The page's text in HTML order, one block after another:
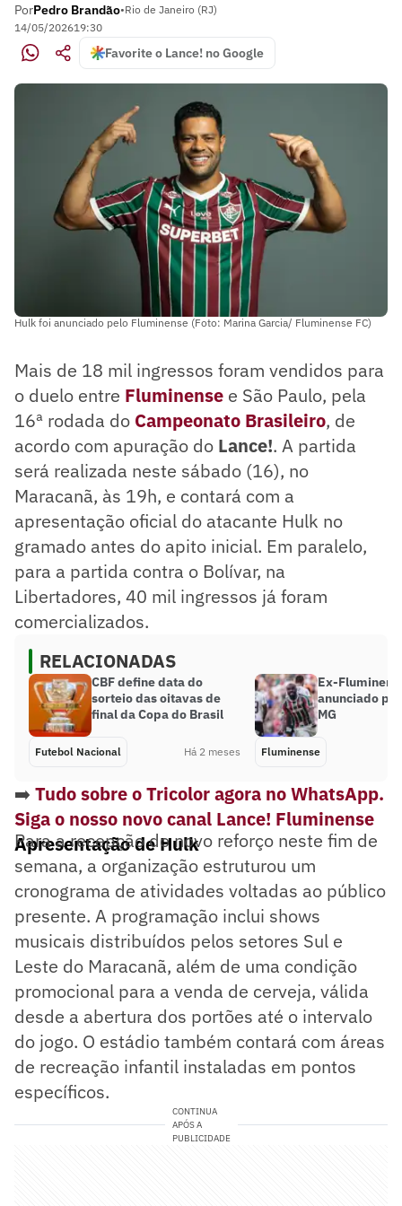
PorPedro Brandão•Rio de Janeiro (RJ)
14/05/202619:30
Favorite o Lance! no Google
Hulk foi anunciado pelo Fluminense (Foto: Marina Garcia/ Fluminense FC)
Mais de 18 mil ingressos foram vendidos para
o duelo entre Fluminense e São Paulo, pela
16ª rodada do Campeonato Brasileiro, de
acordo com apuração do Lance!. A partida
será realizada neste sábado (16), no
Maracanã, às 19h, e contará com a
apresentação oficial do atacante Hulk no
gramado antes do apito inicial. Em paralelo,
para a partida contra o Bolívar, na
Libertadores, 40 mil ingressos já foram
comercializados.
RELACIONADAS
CBF define data do
sorteio das oitavas de
final da Copa do Brasil
Futebol Nacional Há 2 meses
Ex-
anunciado
MG
Fluminense
➡️ Tudo sobre o Tricolor agora no WhatsApp.
Siga o nosso novo canal Lance! Fluminense
Apresentação de Hulk
Para a recepção do novo reforço neste fim de
semana, a organização estruturou um
cronograma de atividades voltadas ao público
presente. A programação inclui shows
musicais distribuídos pelos setores Sul e
Leste do Maracanã, além de uma condição
promocional para a venda de cerveja, válida
desde a abertura dos portões até o intervalo
do jogo. O estádio também contará com áreas
de recreação infantil instaladas em pontos
específicos.
CONTINUA
APÓS A
PUBLICIDADE